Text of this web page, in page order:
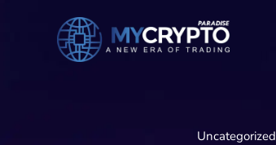
Uncategorized